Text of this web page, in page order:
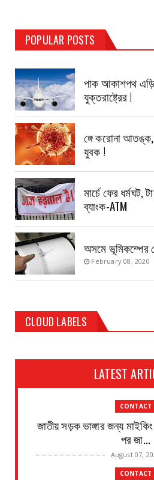
POPULAR POSTS
TEST PAGE
August 14, 2019
পাক আকাশপথ
যুক্তরাষ্ট্রের !
ঙ্গে করোনা আতঙ্ক,
যুবক !
মার্চে ফের ধর্মঘট,
ব্যাংক-ATM
অসমে ভূমিকম্পের
February 08, 2020
CLOUD LABELS
LATEST
CONTACT
জাতীয় সড়ক ভাঙ্গার জন্য
পর জা...
August 07,
CONTACT